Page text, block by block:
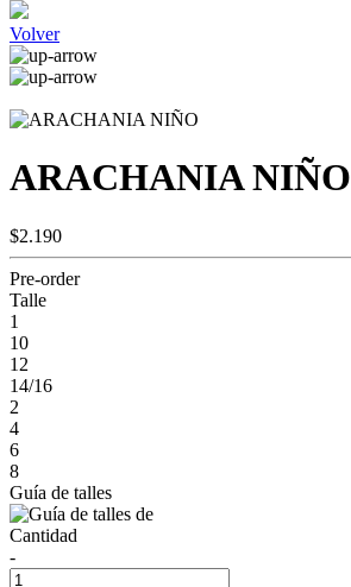
Volver
ARACHANIA NIÑO
$2.190
Pre-order
Talle
1
10
12
14/16
2
4
6
8
Guía de talles
Cantidad
-